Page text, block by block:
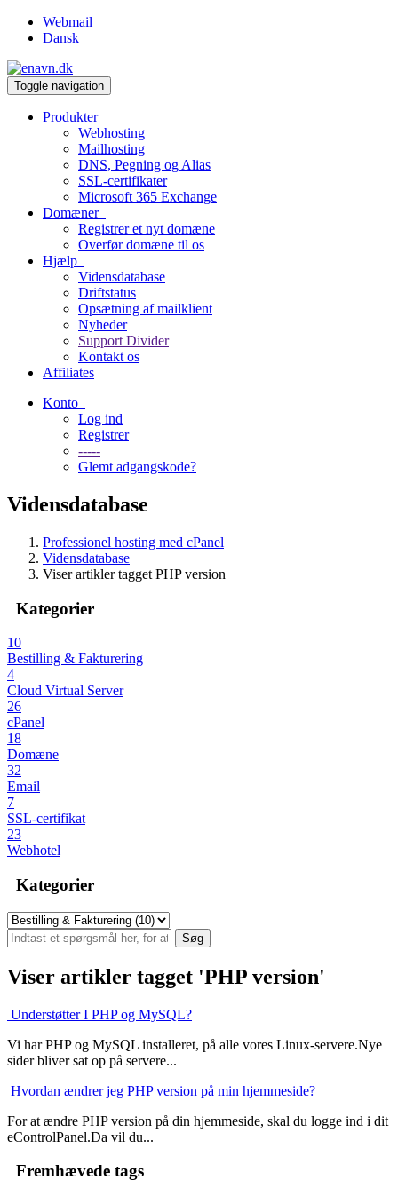
Webmail
Dansk
Toggle navigation
Produkter
Webhosting
Mailhosting
DNS, Pegning og Alias
SSL-certifikater
Microsoft 365 Exchange
Domæner
Registrer et nyt domæne
Overfør domæne til os
Hjælp
Vidensdatabase
Driftstatus
Opsætning af mailklient
Nyheder
Support Divider
Kontakt os
Affiliates
Konto
Log ind
Registrer
-----
Glemt adgangskode?
Vidensdatabase
Professionel hosting med cPanel
Vidensdatabase
Viser artikler tagget PHP version
Kategorier
10
Bestilling & Fakturering
4
Cloud Virtual Server
26
cPanel
18
Domæne
32
Email
7
SSL-certifikat
23
Webhotel
Kategorier
Viser artikler tagget 'PHP version'
Understøtter I PHP og MySQL?
Vi har PHP og MySQL installeret, på alle vores Linux-servere.Nye
sider bliver sat op på servere...
Hvordan ændrer jeg PHP version på min hjemmeside?
For at ændre PHP version på din hjemmeside, skal du logge ind i dit
eControlPanel.Da vil du...
Fremhævede tags